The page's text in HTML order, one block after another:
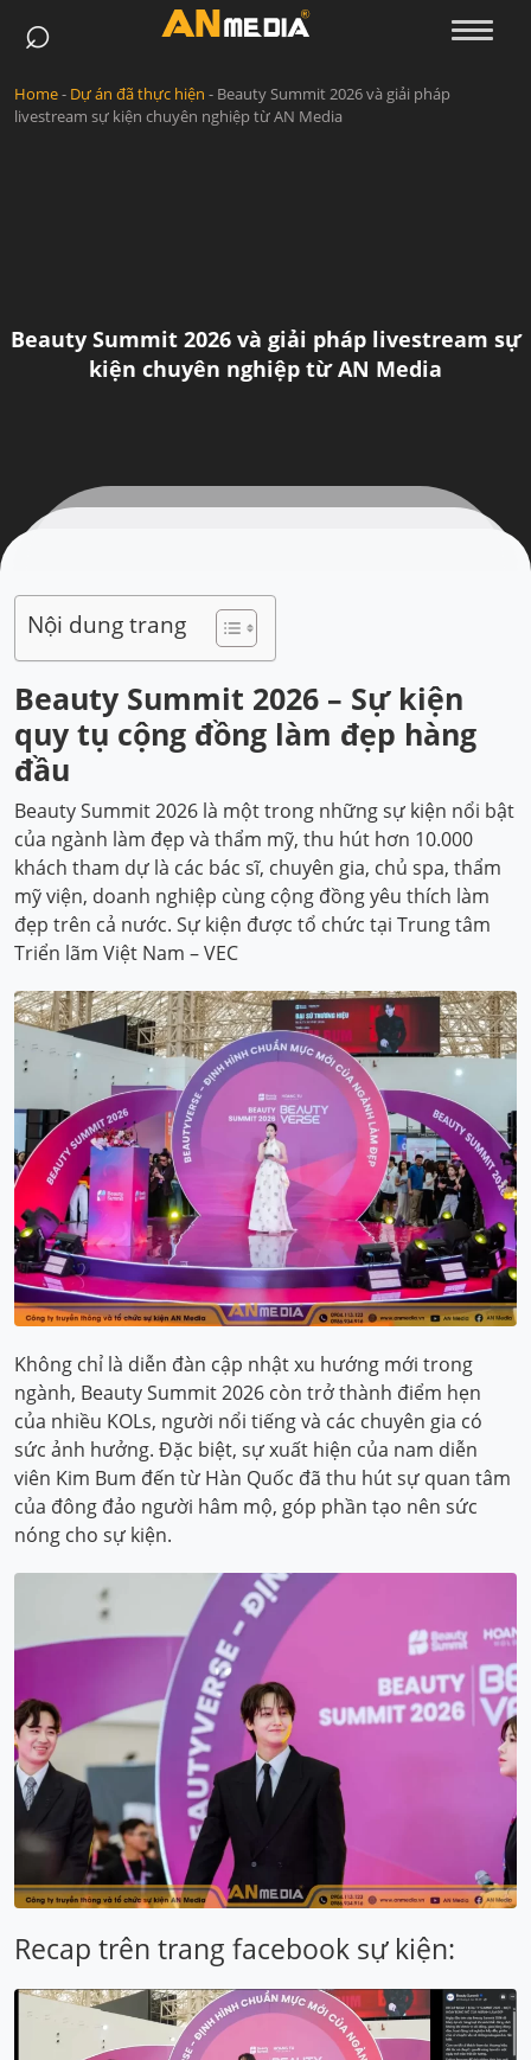
⌕
Home- Dự án đã thực hiện - Beauty Summit 2026 và giải pháp
livestream sự kiện chuyên nghiệp từ AN Media
Beauty Summit 2026 và giải pháp livestream sự
kiện chuyên nghiệp từ AN Media
Nội dung trang
Beauty Summit 2026 – Sự kiện
quy tụ cộng đồng làm đẹp hàng
đầu
Beauty Summit 2026 là một trong những sự kiện nổi bật
của ngành làm đẹp và thẩm mỹ, thu hút hơn 10.000
khách tham dự là các bác sĩ, chuyên gia, chủ spa, thẩm
mỹ viện, doanh nghiệp cùng cộng đồng yêu thích làm
đẹp trên cả nước. Sự kiện được tổ chức tại Trung tâm
Triển lãm Việt Nam – VEC
Không chỉ là diễn đàn cập nhật xu hướng mới trong
ngành, Beauty Summit 2026 còn trở thành điểm hẹn
của nhiều KOLs, người nổi tiếng và các chuyên gia có
sức ảnh hưởng. Đặc biệt, sự xuất hiện của nam diễn
viên Kim Bum đến từ Hàn Quốc đã thu hút sự quan tâm
của đông đảo người hâm mộ, góp phần tạo nên sức
nóng cho sự kiện.
Recap trên trang facebook sự kiện: